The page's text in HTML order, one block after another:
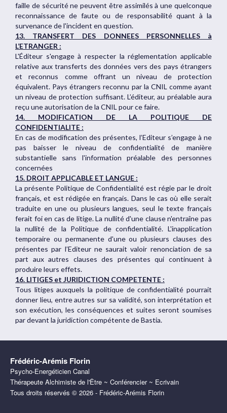
faille de sécurité ne peuvent être assimilés à une quelconque
reconnaissance de faute ou de responsabilité quant à la
survenance de l'incident en question.
13. TRANSFERT DES DONNEES PERSONNELLES à
L’ETRANGER :
L'Éditeur s'engage à respecter la réglementation applicable
relative aux transferts des données vers des pays étrangers
et reconnus comme offrant un niveau de protection
équivalent. Pays étrangers reconnu par la CNIL comme ayant
un niveau de protection suffisant. L’éditeur, au préalable aura
reçu une autorisation de la CNIL pour ce faire.
14. MODIFICATION DE LA POLITIQUE DE
CONFIDENTIALITE :
En cas de modification des présentes, l’Editeur s’engage à ne
pas baisser le niveau de confidentialité de manière
substantielle sans l'information préalable des personnes
concernées
15. DROIT APPLICABLE ET LANGUE :
La présente Politique de Confidentialité est régie par le droit
français, et est rédigée en français. Dans le cas où elle serait
traduite en une ou plusieurs langues, seul le texte français
ferait foi en cas de litige. La nullité d'une clause n'entraîne pas
la nullité de la Politique de confidentialité. L'inapplication
temporaire ou permanente d'une ou plusieurs clauses des
présentes par l’Editeur ne saurait valoir renonciation de sa
part aux autres clauses des présentes qui continuent à
produire leurs effets.
16. LITIGES et JURIDICTION COMPETENTE :
Tous litiges auxquels la politique de confidentialité pourrait
donner lieu, entre autres sur sa validité, son interprétation et
son exécution, les conséquences et suites seront soumises
par devant la juridiction compétente de Bastia.
Frédéric-Arémis Florin
Psycho-Energéticien Canal
Thérapeute Alchimiste de l'Être ~ Conférencier ~ Ecrivain
Tous droits réservés © 2026 - Frédéric-Arémis Florin